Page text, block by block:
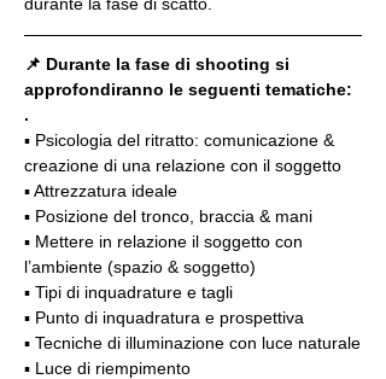
📌 Durante la fase di shooting si
approfondiranno le seguenti tematiche:
.
▪️ Psicologia del ritratto: comunicazione &
creazione di una relazione con il soggetto
▪️ Attrezzatura ideale
▪️ Posizione del tronco, braccia & mani
▪️ Mettere in relazione il soggetto con
l’ambiente (spazio & soggetto)
▪️ Tipi di inquadrature e tagli
▪️ Punto di inquadratura e prospettiva
▪️ Tecniche di illuminazione con luce naturale
▪️ Luce di riempimento